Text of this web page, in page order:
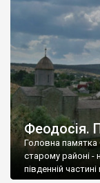
Феодосія.
Головна памятка
старому районі -
південній частині